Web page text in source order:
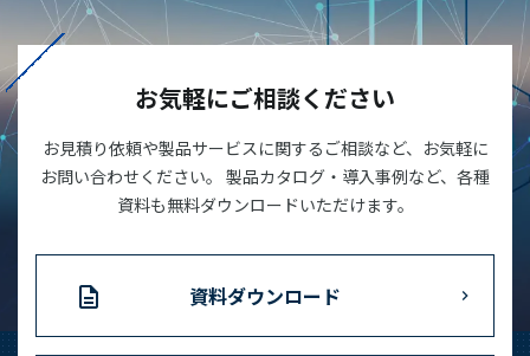
お気軽にご相談ください
お見積り依頼や製品サービスに関するご相談など、お気軽に
お問い合わせください。 製品カタログ・導入事例など、各種
資料も無料ダウンロードいただけます。
資料ダウンロード